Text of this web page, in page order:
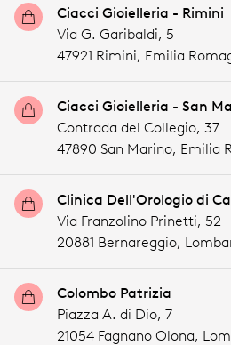
Ciacci Gioielleria - Rimini
Via G. Garibaldi, 5
47921 Rimini, Emilia
Ciacci Gioielleria - San
Contrada del Collegio, 37
47890 San Marino, Emilia
Clinica Dell'Orologio di
Via Franzolino Prinetti, 52
20881 Bernareggio,
Colombo Patrizia
Piazza A. di Dio, 7
21054 Fagnano Olona,